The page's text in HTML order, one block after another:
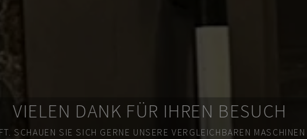
VIELEN DANK FÜR IHREN BESUCH
SCHAUEN SIE SICH GERNE UNSERE VERGLEICHBAREN